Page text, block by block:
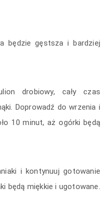
będzie gęstsza i bardziej
drobiowy, cały czas
Doprowadź do wrzenia i
10 minut, aż ogórki będą
i kontynuuj gotowanie
będą miękkie i ugotowane.